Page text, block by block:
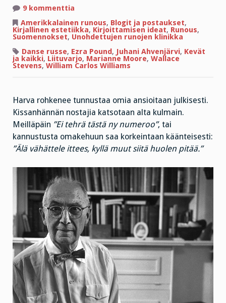
9 kommenttia
lyhyt
oppimäärä
Amerikkalainen runous, Blogit ja postaukset,
Kirjallinen estetiikka, Kirjoittamisen ideat, Runous,
Suomennokset, Unohdettujen runojen klinikka
Danse russe, Ezra Pound, Juhani Ahvenjärvi, Kevät
ja kaikki, Liituvarjo, Marianne Moore, Wallace
Stevens, William Carlos Williams
Harva rohkenee tunnustaa omia ansioitaan julkisesti.
Kissanhännän nostajia katsotaan alta kulmain.
Meilläpäin ”Ei tehrä tästä ny numeroo”, tai
kannustusta omakehuun saa korkeintaan käänteisesti:
”Älä vähättele ittees, kyllä muut siitä huolen pitää.”